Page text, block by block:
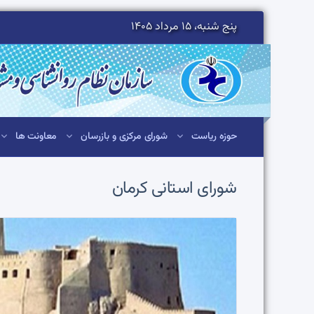
پنج شنبه، 15 مرداد 1405
حوزه ریاست شورای مرکزی و بازرسان معاونت ها
شورای استانیکرمان